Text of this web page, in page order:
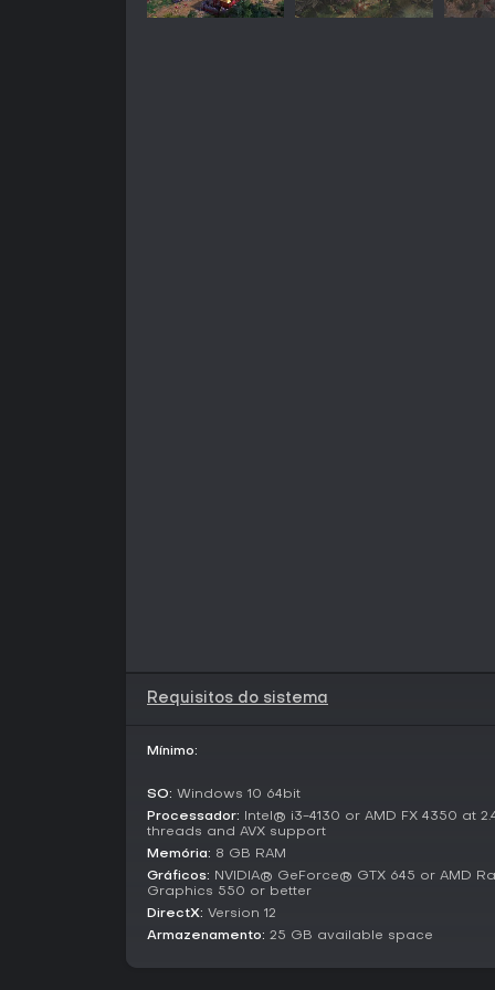
Requisitos do sistema
Mínimo:
SO: Windows 10 64bit
Processador: Intel® i3-4130 or AMD FX 4350 at
threads and AVX support
Memória: 8 GB RAM
Gráficos: NVIDIA® GeForce® GTX 645 or AMD
Graphics 550 or better
DirectX: Version 12
Armazenamento: 25 GB available space